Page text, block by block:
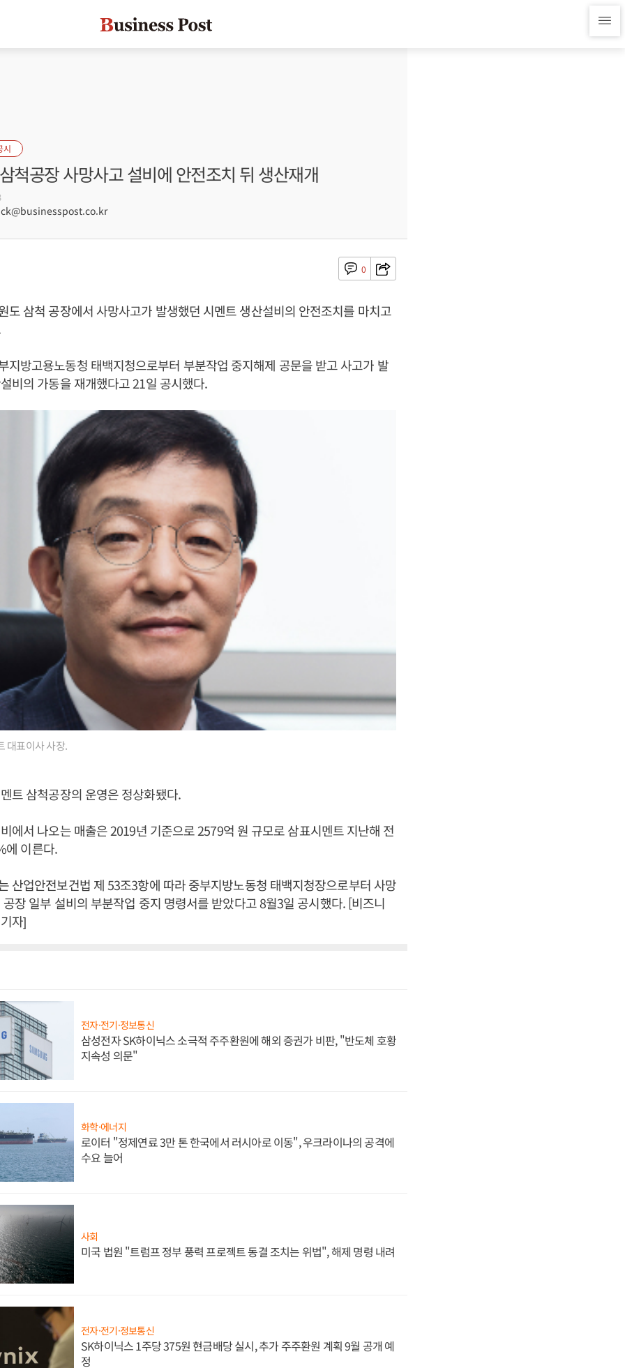
시
척공장 사망사고 설비에 안전조치 뒤 생산재개
0
도 삼척 공장에서 사망사고가 발생했던 시멘트 생산설비의 안전조치를 마치고
지방고용노동청 태백지청으로부터 부분작업 중지해제 공문을 받고 사고가 발
비의 가동을 재개했다고 21일 공시했다.
대표이사 사장.
트 삼척공장의 운영은 정상화됐다.
에서 나오는 매출은 2019년 기준으로 2579억 원 규모로 삼표시멘트 지난해 전
에 이른다.
산업안전보건법 제 53조3항에 따라 중부지방노동청 태백지청장으로부터 사망
장 일부 설비의 부분작업 중지 명령서를 받았다고 8월3일 공시했다. [비즈니
자]
전자·전기·정보통신
삼성전자 SK하이닉스 소극적 주주환원에 해외 증권가 비판, "반도체 호황
지속성 의문"
화학·에너지
로이터 "정제연료 3만 톤 한국에서 러시아로 이동", 우크라이나의 공격에
수요 늘어
사회
미국 법원 "트럼프 정부 풍력 프로젝트 동결 조치는 위법", 해제 명령 내려
전자·전기·정보통신
SK하이닉스 1주당 375원 현금배당 실시, 추가 주주환원 계획 9월 공개 예
정